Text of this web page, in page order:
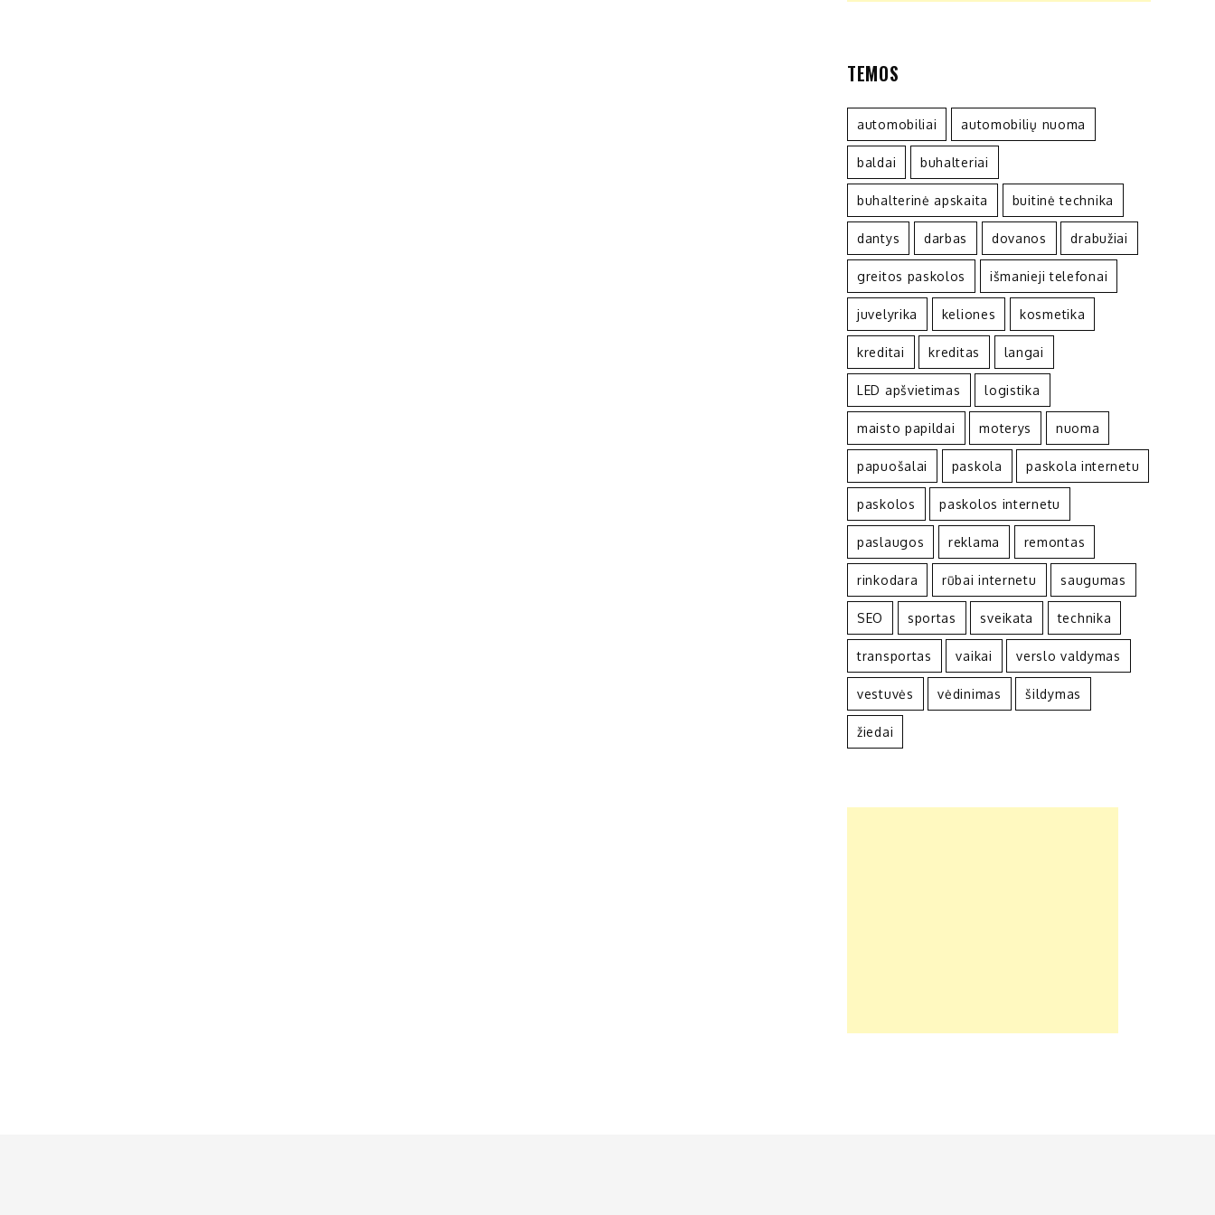
TEMOS
automobiliai automobilių nuoma
baldai buhalteriai
buhalterinė apskaita buitinė technika
dantys darbas dovanos drabužiai
greitos paskolos išmanieji telefonai
juvelyrika keliones kosmetika
kreditai kreditas langai
LED apšvietimas logistika
maisto papildai moterys nuoma
papuošalai paskola paskola internetu
paskolos paskolos internetu
paslaugos reklama remontas
rinkodara rūbai internetu saugumas
SEO sportas sveikata technika
transportas vaikai verslo valdymas
vestuvės vėdinimas šildymas
žiedai